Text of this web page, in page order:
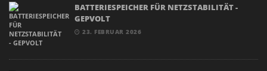
BATTERIESPEICHER FÜR NETZSTABILITÄT -
GEPVOLT
23. FEBRUAR 2026